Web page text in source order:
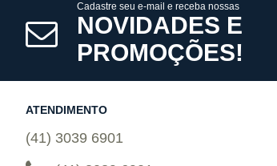
Cadastre seu e-mail e receba nossas
NOVIDADES E
PROMOÇÕES!
ATENDIMENTO
(41) 3039 6901